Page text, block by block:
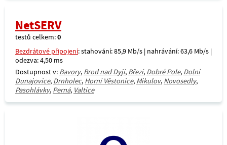
NetSERV
testů celkem:0
Bezdrátové připojení: stahování: 85,9 Mb/s | nahrávání: 63,6 Mb/s |
odezva: 4,50 ms
Dostupnost v: Bavory, Brod nad Dyjí, Březí, Dobré Pole, Dolní
Dunajovice, Drnholec, Horní Věstonice, Mikulov, Novosedly,
Pasohlávky, Perná, Valtice